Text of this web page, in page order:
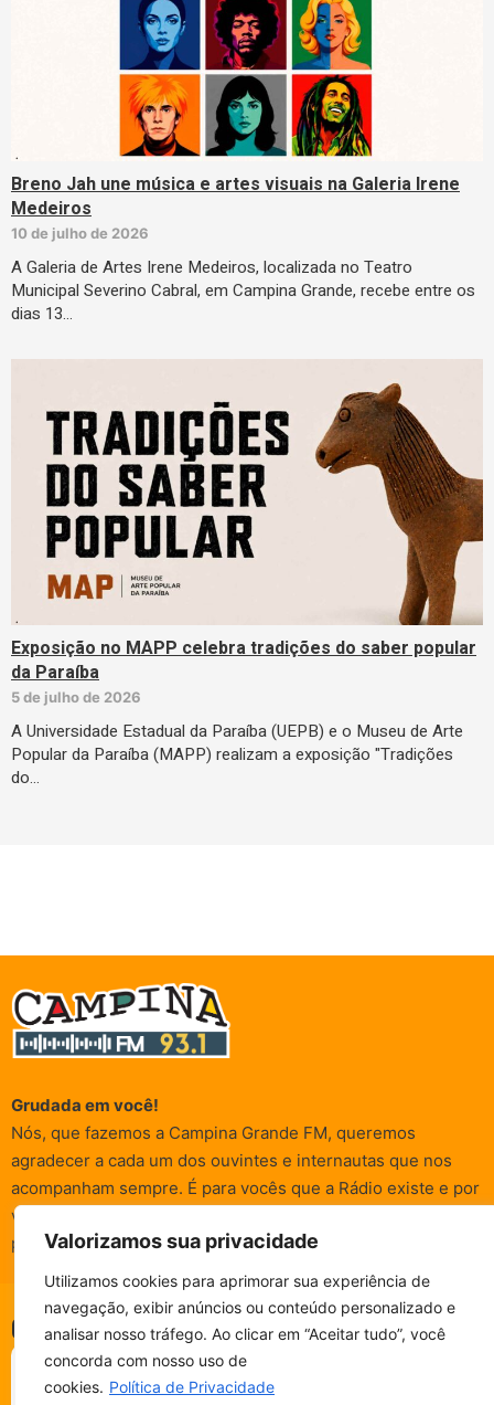
Valorizamos sua privacidade
Utilizamos cookies para aprimorar sua experiência de
navegação, exibir anúncios ou conteúdo personalizado e
analisar nosso tráfego. Ao clicar em “Aceitar tudo”, você
concorda com nosso uso de
cookies. Política de Privacidade
CAMPINA FM - AO VIVO
ESCUTE SEM PARAR!
Breno Jah une música e artes visuais na Galeria Irene
Medeiros
10 de julho de 2026
A Galeria de Artes Irene Medeiros, localizada no Teatro
Municipal Severino Cabral, em Campina Grande, recebe entre os
dias 13…
Exposição no MAPP celebra tradições do saber popular
da Paraíba
5 de julho de 2026
A Universidade Estadual da Paraíba (UEPB) e o Museu de Arte
Popular da Paraíba (MAPP) realizam a exposição "Tradições
do…
Grudada em você!
Nós, que fazemos a Campina Grande FM, queremos
agradecer a cada um dos ouvintes e internautas que nos
acompanham sempre. É para vocês que a Rádio existe e por
vocês que as informações (informativas, de entretenimento,
promocionais e de conscientização) são realizadas.
© Campina FM 1978 – 2026.Termos de Uso|Política de
Privacidade
Desenvolvido pela
rox Publicidade